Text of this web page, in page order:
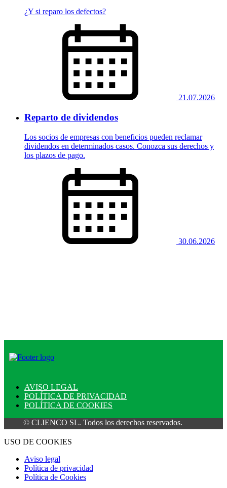
¿Y si reparo los defectos?
21.07.2026
Reparto de dividendos
Los socios de empresas con beneficios pueden reclamar
dividendos en determinados casos. Conozca sus derechos y
los plazos de pago.
30.06.2026
AVISO LEGAL
POLÍTICA DE PRIVACIDAD
POLÍTICA DE COOKIES
© CLIENCO SL. Todos los derechos reservados.
USO DE COOKIES
Aviso legal
Política de privacidad
Política de Cookies